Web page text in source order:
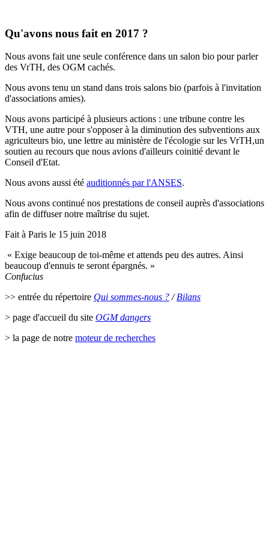
Qu'avons nous fait en 2017 ?
Nous avons fait une seule conférence dans un salon bio pour parler
des VrTH, des OGM cachés.
Nous avons tenu un stand dans trois salons bio (parfois à l'invitation
d'associations amies).
Nous avons participé à plusieurs actions : une tribune contre les
VTH, une autre pour s'opposer à la diminution des subventions aux
agriculteurs bio, une lettre au ministère de l'écologie sur les VrTH,un
soutien au recours que nous avions d'ailleurs coinitié devant le
Conseil d'Etat.
Nous avons aussi été auditionnés par l'ANSES.
Nous avons continué nos prestations de conseil auprès d'associations
afin de diffuser notre maîtrise du sujet.
Fait à Paris le 15 juin 2018
« Exige beaucoup de toi-même et attends peu des autres. Ainsi
beaucoup d'ennuis te seront épargnés. »
Confucius
>> entrée du répertoire Qui sommes-nous ?/Bilans
> page d'accueil du site OGM dangers
> la page de notre moteur de recherches